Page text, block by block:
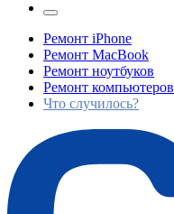
Ремонт iPhone
Ремонт MacBook
Ремонт ноутбуков
Ремонт компьютеров
Что случилось?